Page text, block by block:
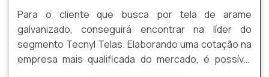
Para o cliente que busca por tela de arame
galvanizado, conseguirá encontrar na líder do
segmento Tecnyl Telas. Elaborando uma cotação na
empresa mais qualificada do mercado, é possível